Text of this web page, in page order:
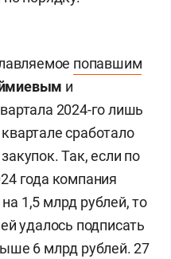
попавшим
и
2024-го лишь
сработало
Так, если по
года компания
1,5 млрд рублей, то
удалось подписать
6 млрд рублей. 27